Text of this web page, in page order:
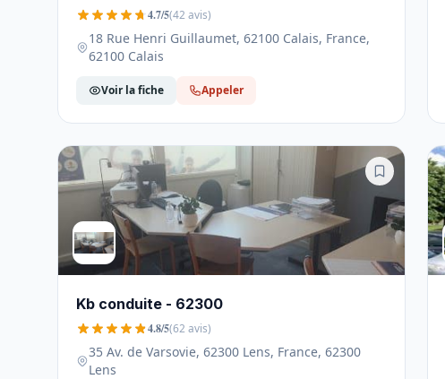
4.7/5(42 avis)
18 Rue Henri Guillaumet, 62100 Calais, France,
62100 Calais
Voir la fiche Appeler
Kb conduite - 62300
4.8/5(62 avis)
35 Av. de Varsovie, 62300 Lens, France, 62300
Lens